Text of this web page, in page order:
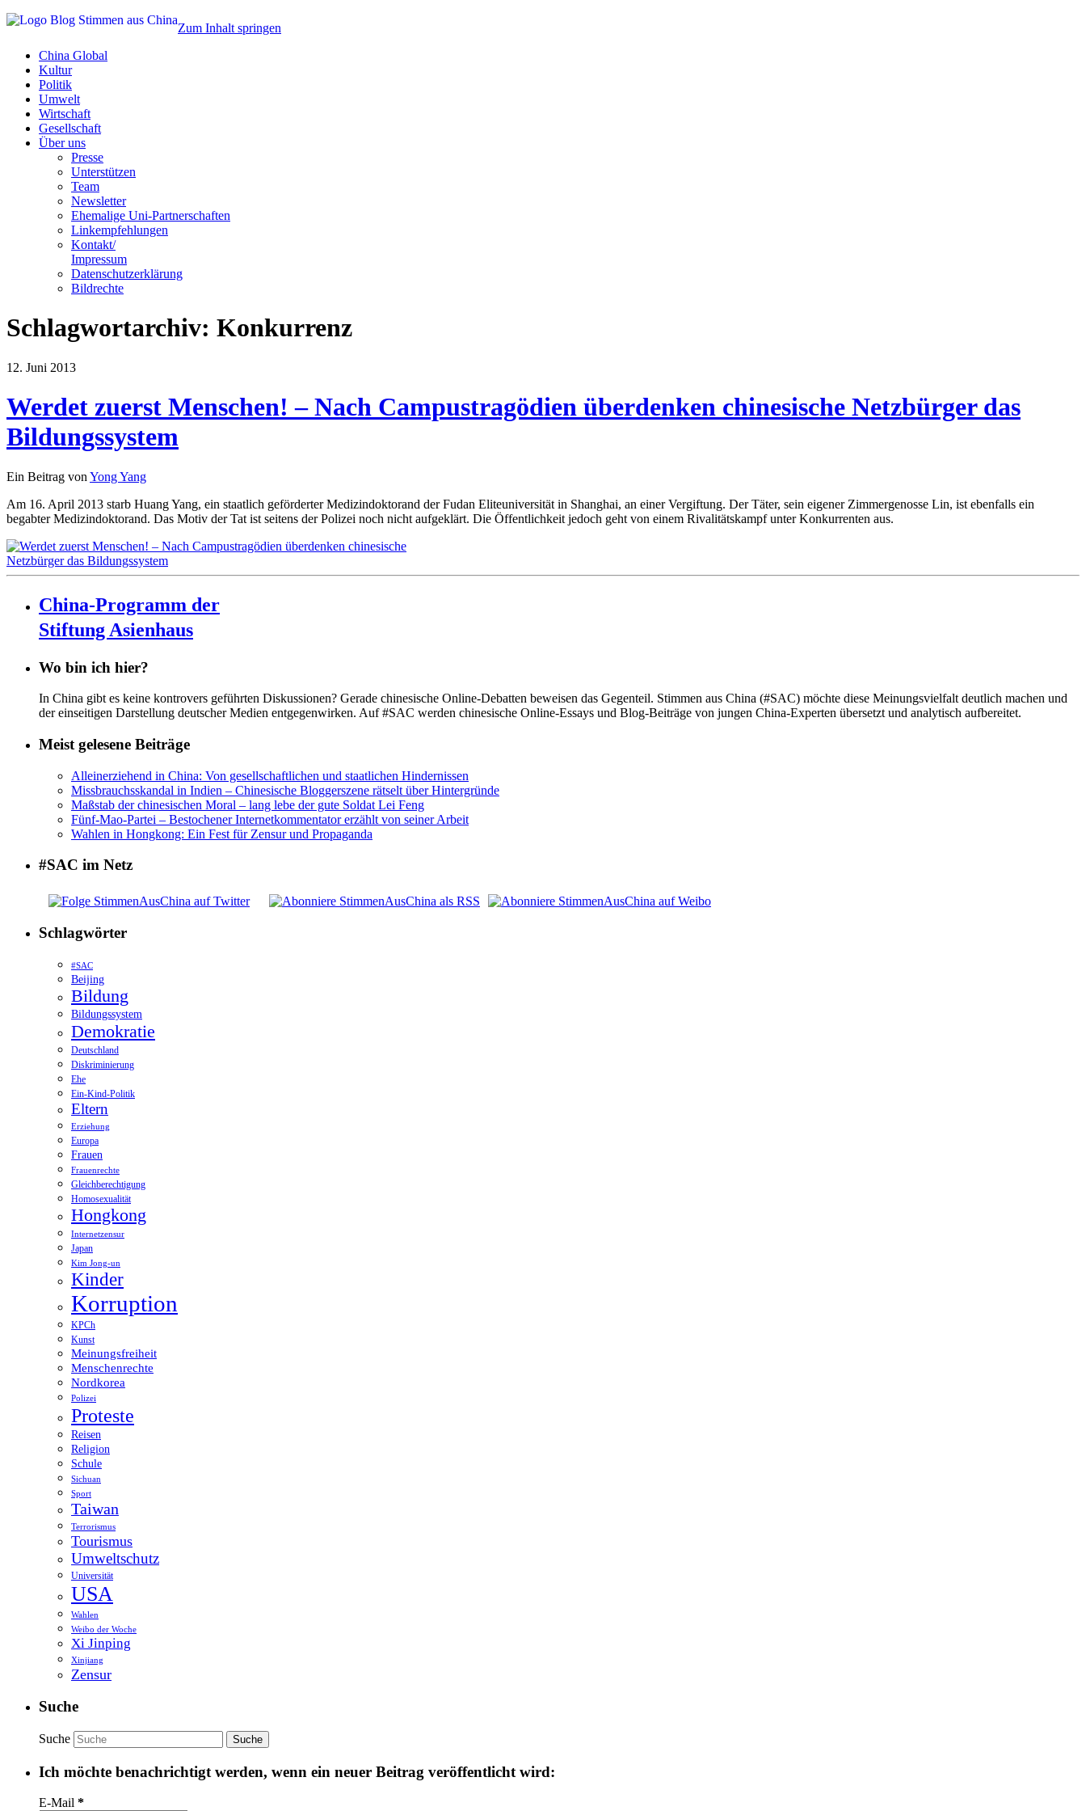
Zum Inhalt springen
China Global
Kultur
Politik
Umwelt
Wirtschaft
Gesellschaft
Über uns
Presse
Unterstützen
Team
Newsletter
Ehemalige Uni-Partnerschaften
Linkempfehlungen
Kontakt/
Impressum
Datenschutzerklärung
Bildrechte
Schlagwortarchiv: Konkurrenz
12. Juni 2013
Werdet zuerst Menschen! – Nach Campustragödien überdenken chinesische Netzbürger das
Bildungssystem
Ein Beitrag von Yong Yang
Am 16. April 2013 starb Huang Yang, ein staatlich geförderter Medizindoktorand der Fudan Eliteuniversität in Shanghai, an einer Vergiftung. Der Täter, sein eigener Zimmergenosse Lin, ist ebenfalls ein
begabter Medizindoktorand. Das Motiv der Tat ist seitens der Polizei noch nicht aufgeklärt. Die Öffentlichkeit jedoch geht von einem Rivalitätskampf unter Konkurrenten aus.
China-Programm der
Stiftung Asienhaus
Wo bin ich hier?
In China gibt es keine kontrovers geführten Diskussionen? Gerade chinesische Online-Debatten beweisen das Gegenteil. Stimmen aus China (#SAC) möchte diese Meinungsvielfalt deutlich machen und
der einseitigen Darstellung deutscher Medien entgegenwirken. Auf #SAC werden chinesische Online-Essays und Blog-Beiträge von jungen China-Experten übersetzt und analytisch aufbereitet.
Meist gelesene Beiträge
Alleinerziehend in China: Von gesellschaftlichen und staatlichen Hindernissen
Missbrauchsskandal in Indien – Chinesische Bloggerszene rätselt über Hintergründe
Maßstab der chinesischen Moral – lang lebe der gute Soldat Lei Feng
Fünf-Mao-Partei – Bestochener Internetkommentator erzählt von seiner Arbeit
Wahlen in Hongkong: Ein Fest für Zensur und Propaganda
#SAC im Netz
Schlagwörter
#SAC
Beijing
Bildung
Bildungssystem
Demokratie
Deutschland
Diskriminierung
Ehe
Ein-Kind-Politik
Eltern
Erziehung
Europa
Frauen
Frauenrechte
Gleichberechtigung
Homosexualität
Hongkong
Internetzensur
Japan
Kim Jong-un
Kinder
Korruption
KPCh
Kunst
Meinungsfreiheit
Menschenrechte
Nordkorea
Polizei
Proteste
Reisen
Religion
Schule
Sichuan
Sport
Taiwan
Terrorismus
Tourismus
Umweltschutz
Universität
USA
Wahlen
Weibo der Woche
Xi Jinping
Xinjiang
Zensur
Suche
Suche
Ich möchte benachrichtigt werden, wenn ein neuer Beitrag veröffentlicht wird:
E-Mail *